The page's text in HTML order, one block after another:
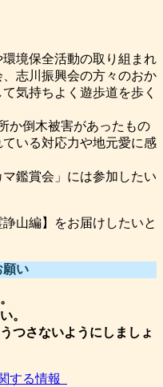
境保全活動の取り組まれ
志川振興会の方々のおか
気持ちよく遊歩道を歩く
か倒木被害があったもの
いる対応力や地元愛に感
鑑賞会」には参加したい
山編】をお届けしたいと
願い
。
つさないようにしましょ
する情報